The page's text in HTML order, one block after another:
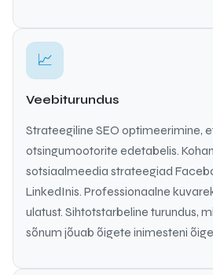
📈
Veebiturundus
Strateegiline SEO optimeerimine,
otsingumootorite edetabelis.
sotsiaalmeedia strateegiad
LinkedInis. Professionaalne
ulatust. Sihtotstarbeline turundus,
sõnum jõuab õigete inimesteni